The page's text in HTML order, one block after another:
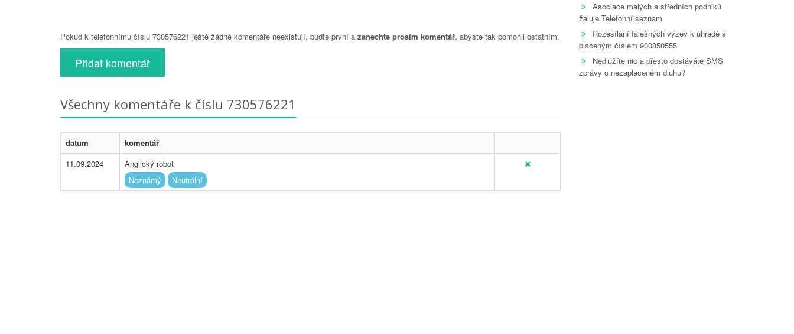
Pokud k telefonnímu číslu 730576221 ještě žádné komentáře neexistují, buďte první a zanechte prosím komentář, abyste tak pomohli ostatním.
Přidat komentář
Všechny komentáře k číslu 730576221
datum
komentář
11.09.2024
Anglický robot
Neznámý
Neutrální
Asociace malých a středních podniků
žaluje Telefonní seznam
Rozesílání falešných výzev k úhradě s
placeným číslem 900850555
Nedlužíte nic a přesto dostáváte SMS
zprávy o nezaplaceném dluhu?